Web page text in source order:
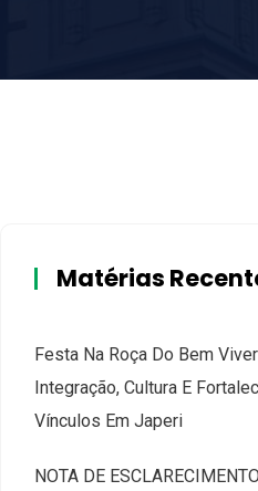
Matérias
Festa Na Roça Do Bem
Integração, Cultura E
Vínculos Em Japeri
NOTA DE ESCLARECIMENTO